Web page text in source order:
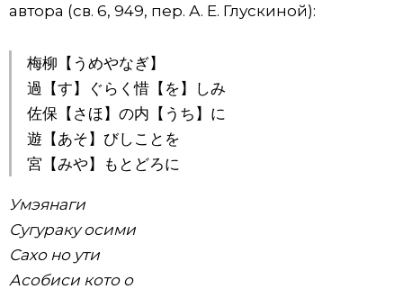
автора (св. 6, 949, пер. А. Е. Глускиной):
梅柳【うめやなぎ】
過【す】ぐらく惜【を】しみ
佐保【さほ】の内【うち】に
遊【あそ】びしことを
宮【みや】もとどろに
Умэянаги
Сугураку осими
Сахо но ути
Асобиси кото о